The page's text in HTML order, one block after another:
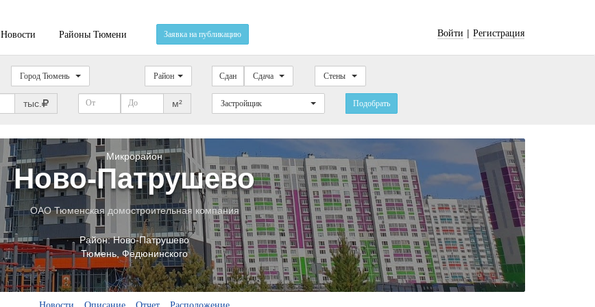
Новости Районы Тюмени Заявка на публикацию Войти | Регистрация
Город Тюмень Район Сдан Сдача Стены
тыс. м² Застройщик Подобрать
Микрорайон
Ново-Патрушево
ОАО Тюменская домостроительная компания
Район:Ново-Патрушево
Тюмень Федюнинского